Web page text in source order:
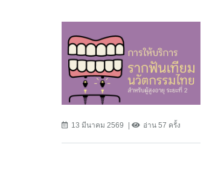
13 มีนาคม 2569 อ่าน 57 ครั้ง